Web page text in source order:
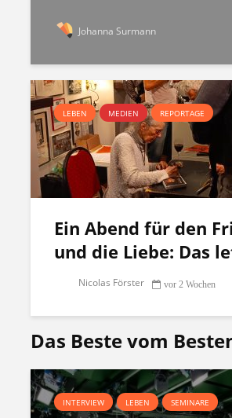
Johanna Surmann
LEBEN MEDIEN REPORTAGE
Ein Abend für den
und die Liebe: Das
Nicolas Förster vor 2 Wochen
Das Beste vom
INTERVIEW LEBEN SEMINARE